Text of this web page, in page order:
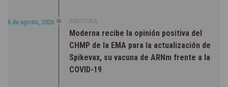
6 de agosto, 2026 INDUSTRIA
Moderna recibe la opinión positiva del
CHMP de la EMA para la actualización de
Spikevax, su vacuna de ARNm frente a la
COVID-19